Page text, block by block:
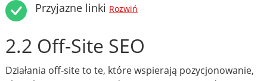
Przyjazne linki Rozwiń
2.2 Off-Site SEO
Działania off-site to te, które wspierają pozycjonowanie,